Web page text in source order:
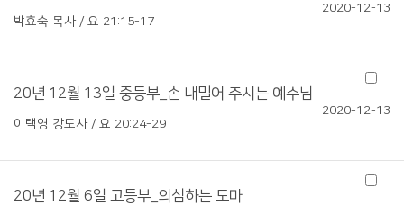
박효숙 목사 / 요 21:15-17
2020-12-13
20년 12월 13일 중등부_손 내밀어 주시는 예수님
이택영 강도사 / 요 20:24-29
2020-12-13
20년 12월 6일 고등부_의심하는 도마